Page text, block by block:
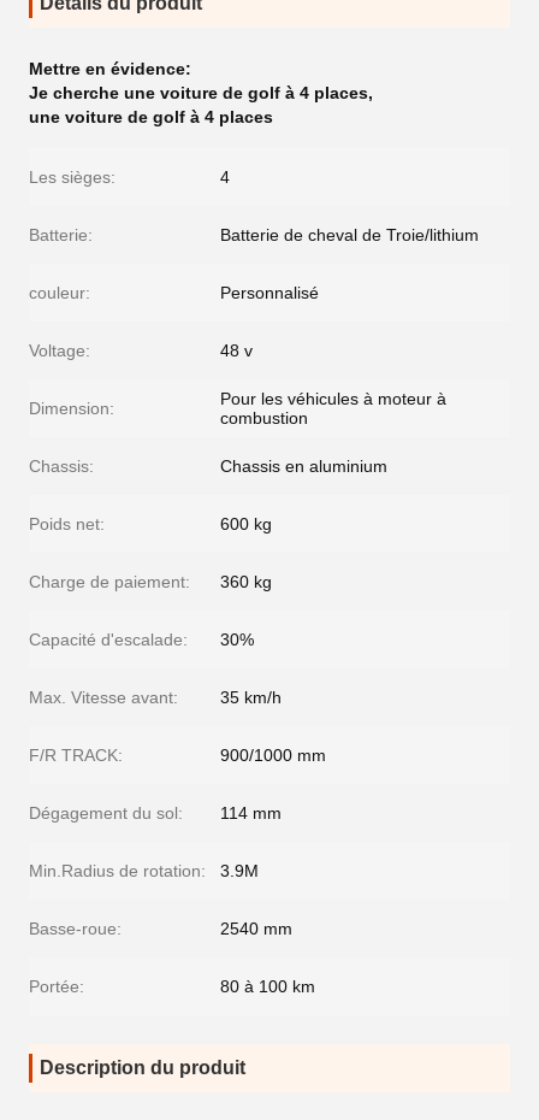
Mettre en évidence:
Je cherche une voiture de golf à 4 places,
une voiture de golf à 4 places
Les sièges: 4
Batterie: Batterie de cheval de Troie/lithium
couleur: Personnalisé
Voltage: 48 v
Dimension:
Pour les véhicules à moteur à
combustion
Chassis: Chassis en aluminium
Poids net: 600 kg
Charge de paiement: 360 kg
Capacité d'escalade: 30%
Max. Vitesse avant: 35 km/h
F/R TRACK: 900/1000 mm
Dégagement du sol: 114 mm
Min.Radius de rotation: 3.9M
Basse-roue: 2540 mm
Portée: 80 à 100 km
Description du produit